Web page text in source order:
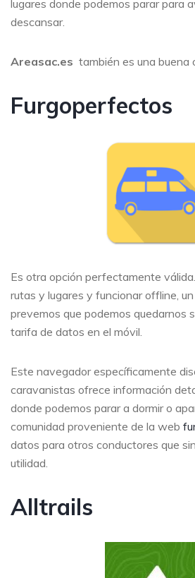
lugares donde podemos parar para
descansar.
Areasac.es también es una buena
Furgoperfectos
Es otra opción perfectamente
rutas y lugares y funcionar offline,
prevemos que podemos quedarnos
tarifa de datos en el móvil.
Este navegador específicamente
caravanistas ofrece información
donde podemos parar a dormir o
comunidad proveniente de la web
datos para otros conductores que
utilidad.
Alltrails